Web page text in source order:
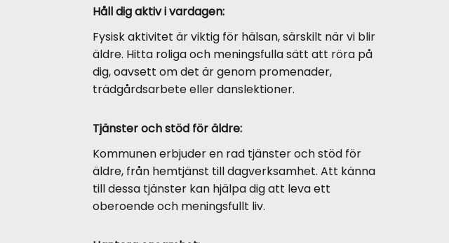
Håll dig aktiv i vardagen:
Fysisk aktivitet är viktig för hälsan, särskilt när vi blir
äldre. Hitta roliga och meningsfulla sätt att röra på
dig, oavsett om det är genom promenader,
trädgårdsarbete eller danslektioner.
Tjänster och stöd för äldre:
Kommunen erbjuder en rad tjänster och stöd för
äldre, från hemtjänst till dagverksamhet. Att känna
till dessa tjänster kan hjälpa dig att leva ett
oberoende och meningsfullt liv.